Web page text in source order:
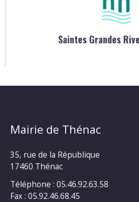
Saintes Grandes
Mairie de Thénac
35, rue de la République
17460 Thénac
Téléphone : 05.46.92.63.58
Fax : 05.92.46.68.45